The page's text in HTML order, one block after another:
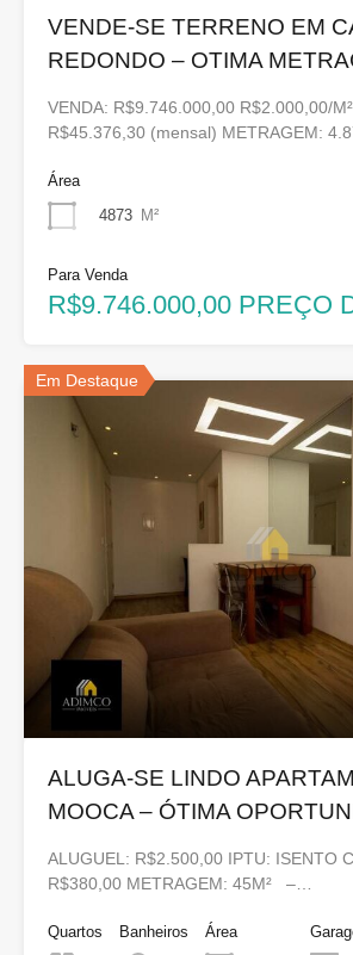
VENDE-SE TERRENO EM
REDONDO – OTIMA
VENDA: R$9.746.000,00 R$2.000,00/
R$45.376,30 (mensal) METRAGEM:
Área
4873 M²
Para Venda
R$9.746.000,00 PREÇO
Em Destaque
ALUGA-SE LINDO
MOOCA – ÓTIMA
ALUGUEL: R$2.500,00 IPTU: ISENTO
R$380,00 METRAGEM: 45M² –…
Quartos
Banheiros
Área